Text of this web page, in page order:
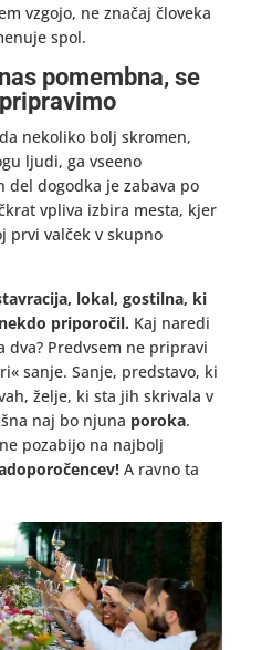
vzgojo, ne značaj človeka
spol.
pomembna, se
nekoliko bolj skromen,
ljudi, ga vseeno
del dogodka je zabava po
vpliva izbira mesta, kjer
prvi valček v skupno
lokal, gostilna, ki
priporočil. Kaj naredi
dva? Predvsem ne pripravi
sanje. Sanje, predstavo, ki
želje, ki sta jih skrivala v
naj bo njuna poroka.
pozabijo na najbolj
A ravno ta